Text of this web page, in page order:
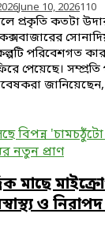
June 10, 2026110
প্রকৃতি কতটা
পরিবেশগত
পেয়েছে।
জানিয়েছেন,
বিপন্ন 'চামচঠুঁটো
নতুন প্রাণ
মাছে
ও